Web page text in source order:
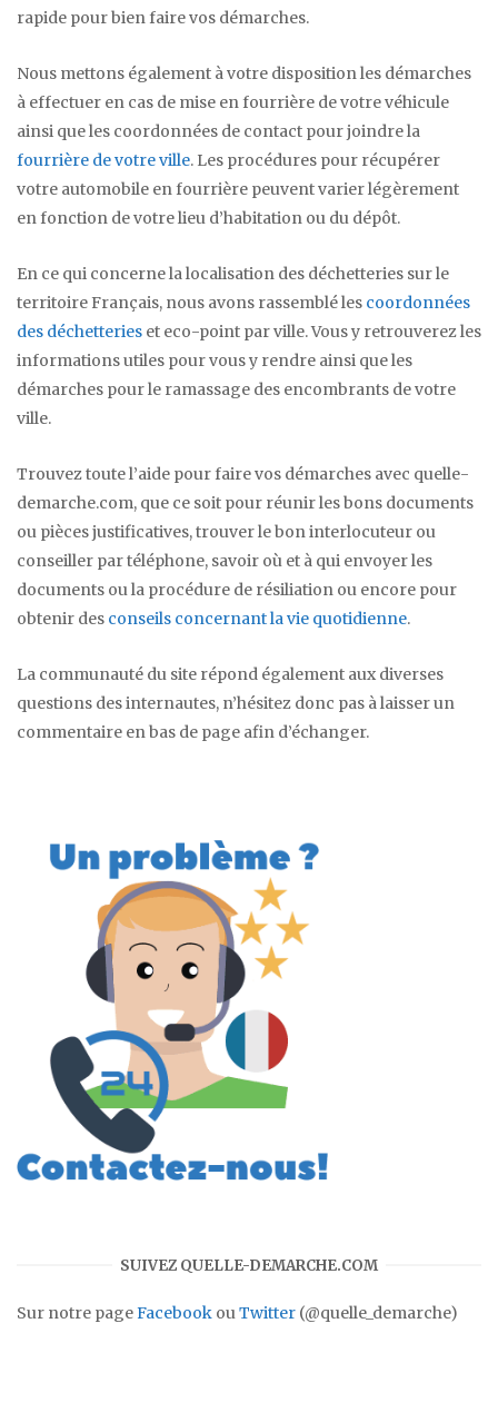
rapide pour bien faire vos démarches.
Nous mettons également à votre disposition les démarches
à effectuer en cas de mise en fourrière de votre véhicule
ainsi que les coordonnées de contact pour joindre la
fourrière de votre ville. Les procédures pour récupérer
votre automobile en fourrière peuvent varier légèrement
en fonction de votre lieu d’habitation ou du dépôt.
En ce qui concerne la localisation des déchetteries sur le
territoire Français, nous avons rassemblé les coordonnées
des déchetteries et eco-point par ville. Vous y retrouverez les
informations utiles pour vous y rendre ainsi que les
démarches pour le ramassage des encombrants de votre
ville.
Trouvez toute l’aide pour faire vos démarches avec quelle-
demarche.com, que ce soit pour réunir les bons documents
ou pièces justificatives, trouver le bon interlocuteur ou
conseiller par téléphone, savoir où et à qui envoyer les
documents ou la procédure de résiliation ou encore pour
obtenir des conseils concernant la vie quotidienne.
La communauté du site répond également aux diverses
questions des internautes, n’hésitez donc pas à laisser un
commentaire en bas de page afin d’échanger.
SUIVEZ QUELLE-DEMARCHE.COM
Sur notre pageFacebook ouTwitter (@quelle_demarche)